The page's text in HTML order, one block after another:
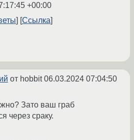
+00:00
Ссылка
от hobbit06.03.2024 07:04:50
Зато ваш граб
через сраку.